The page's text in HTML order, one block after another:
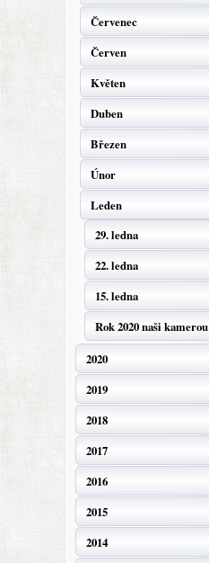
Červenec
Červen
Květen
Duben
Březen
Únor
Leden
29. ledna
22. ledna
15. ledna
Rok 2020 naši kamerou
2020
2019
2018
2017
2016
2015
2014